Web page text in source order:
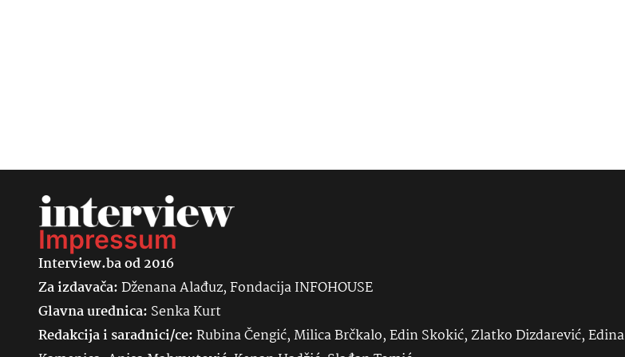
Impressum
Interview.ba od 2016
Za izdavača:Dženana Alađuz, Fondacija INFOHOUSE
Glavna urednica: SenkaKurt
Redakcija i saradnici/ce:Rubina Čengić, Milica Brčkalo, Edin Skokić, Zlatko Dizdarević, Edina